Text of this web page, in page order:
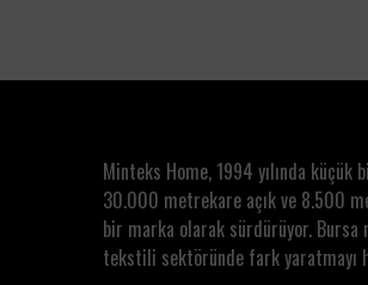
Minteks Home, 1994 yılında küçük
30.000 metrekare açık ve 8.500
bir marka olarak sürdürüyor.
tekstili sektöründe fark yaratmayı